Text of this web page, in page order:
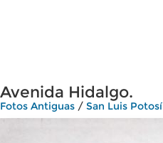
Avenida Hidalgo.
Fotos Antiguas / San Luis Potosí